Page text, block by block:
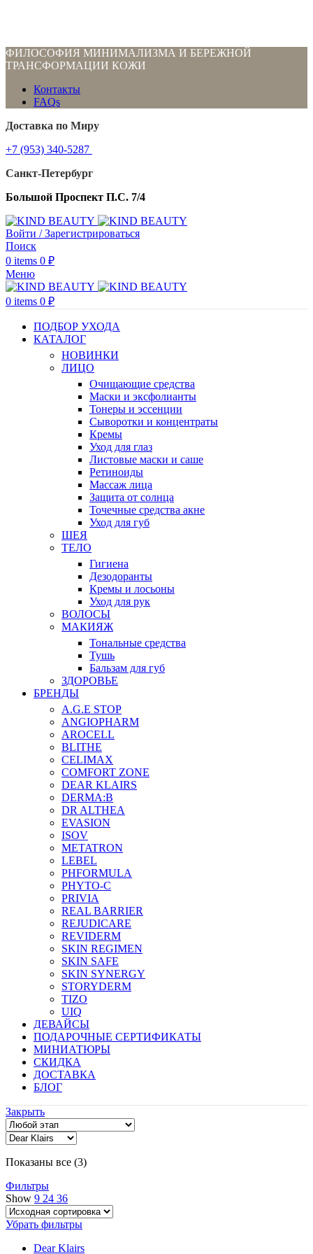
ФИЛОСОФИЯ МИНИМАЛИЗМА И БЕРЕЖНОЙ
ТРАНСФОРМАЦИИ КОЖИ
Контакты
FAQs
Доставка по Миру
+7 (953) 340-5287
Санкт-Петербург
Большой Проспект П.С. 7/4
Войти / Зарегистрироваться
Поиск
0 items 0 ₽
Меню
0 items 0 ₽
ПОДБОР УХОДА
КАТАЛОГ
НОВИНКИ
ЛИЦО
Очищающие средства
Маски и эксфолианты
Тонеры и эссенции
Сыворотки и концентраты
Кремы
Уход для глаз
Листовые маски и саше
Ретиноиды
Массаж лица
Защита от солнца
Точечные средства акне
Уход для губ
ШЕЯ
ТЕЛО
Гигиена
Дезодоранты
Кремы и лосьоны
Уход для рук
ВОЛОСЫ
МАКИЯЖ
Тональные средства
Тушь
Бальзам для губ
ЗДОРОВЬЕ
БРЕНДЫ
A.G.E STOP
ANGIOPHARM
AROCELL
BLITHE
CELIMAX
COMFORT ZONE
DEAR KLAIRS
DERMA:B
DR ALTHEA
EVASION
ISOV
METATRON
LEBEL
PHFORMULA
PHYTO-C
PRIVIA
REAL BARRIER
REJUDICARE
REVIDERM
SKIN REGIMEN
SKIN SAFE
SKIN SYNERGY
STORYDERM
TIZO
UIQ
ДЕВАЙСЫ
ПОДАРОЧНЫЕ СЕРТИФИКАТЫ
МИНИАТЮРЫ
СКИДКА
ДОСТАВКА
БЛОГ
Закрыть
Показаны все (3)
Фильтры
Show 9 24 36
Убрать фильтры
Dear Klairs